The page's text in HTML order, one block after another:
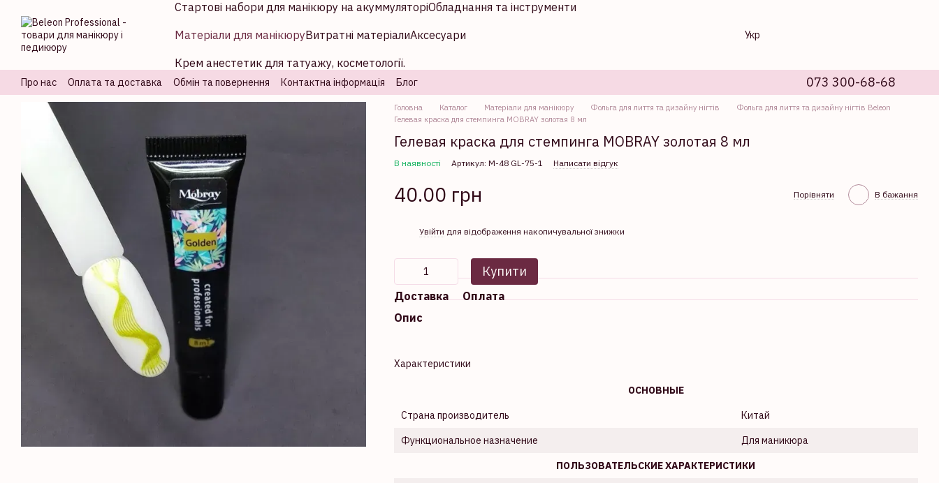
Стартові набори для манікюру на акуммуляторіОбладнання та інструменти
Матеріали для манікюруВитратні матеріалиАксесуари
Крем анестетик для татуажу, косметології.
Укр
Про нас Оплата та доставка Обмін та повернення Контактна інформація Блог 073 300-68-68
Головна Каталог Матеріали для манікюру Фольга для лиття та дизайну нігтів
Фольга для лиття та дизайну нігтів Beleon
Гелевая краска для стемпинга MOBRAY золотая 8 мл
Гелевая краска для стемпинга MOBRAY золотая 8 мл
В наявності Артикул: М-48 GL-75-1 Написати відгук
40.00 грн Порівняти В бажання
Увійти для відображення накопичувальної знижки
Купити
Доставка
Оплата
Опис
Характеристики
ОСНОВНЫЕ
Страна производитель
Китай
Функциональное назначение
Для маникюра
ПОЛЬЗОВАТЕЛЬСКИЕ ХАРАКТЕРИСТИКИ